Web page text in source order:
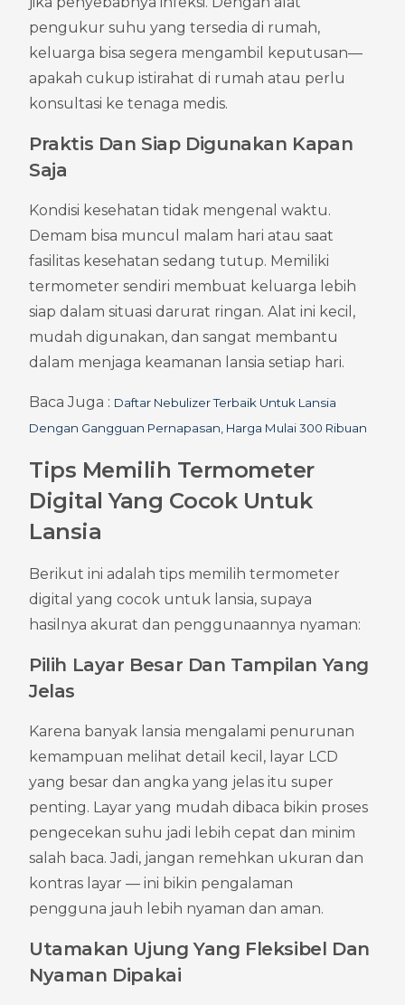
pengukur suhu yang tersedia di rumah,
keluarga bisa segera mengambil keputusan—
apakah cukup istirahat di rumah atau perlu
konsultasi ke tenaga medis.
Praktis Dan Siap Digunakan Kapan
Saja
Kondisi kesehatan tidak mengenal waktu.
Demam bisa muncul malam hari atau saat
fasilitas kesehatan sedang tutup. Memiliki
termometer sendiri membuat keluarga lebih
siap dalam situasi darurat ringan. Alat ini kecil,
mudah digunakan, dan sangat membantu
dalam menjaga keamanan lansia setiap hari.
Baca Juga : Daftar Nebulizer Terbaik Untuk Lansia
Dengan Gangguan Pernapasan, Harga Mulai 300 Ribuan
Tips Memilih Termometer
Digital Yang Cocok Untuk
Lansia
Berikut ini adalah tips memilih termometer
digital yang cocok untuk lansia, supaya
hasilnya akurat dan penggunaannya nyaman:
Pilih Layar Besar Dan Tampilan Yang
Jelas
Karena banyak lansia mengalami penurunan
kemampuan melihat detail kecil, layar LCD
yang besar dan angka yang jelas itu super
penting. Layar yang mudah dibaca bikin proses
pengecekan suhu jadi lebih cepat dan minim
salah baca. Jadi, jangan remehkan ukuran dan
kontras layar — ini bikin pengalaman
pengguna jauh lebih nyaman dan aman.
Utamakan Ujung Yang Fleksibel Dan
Nyaman Dipakai